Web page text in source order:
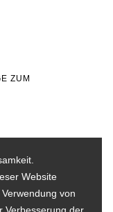
ZUM
Website
von